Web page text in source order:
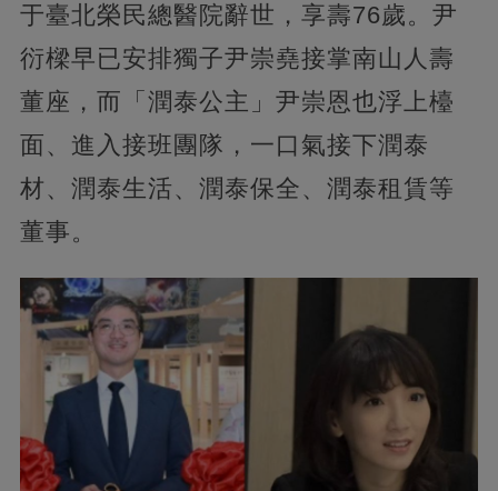
于臺北榮民總醫院辭世，享壽76歲。尹
衍樑早已安排獨子尹崇堯接掌南山人壽
董座，而「潤泰公主」尹崇恩也浮上檯
面、進入接班團隊，一口氣接下潤泰
材、潤泰生活、潤泰保全、潤泰租賃等
董事。